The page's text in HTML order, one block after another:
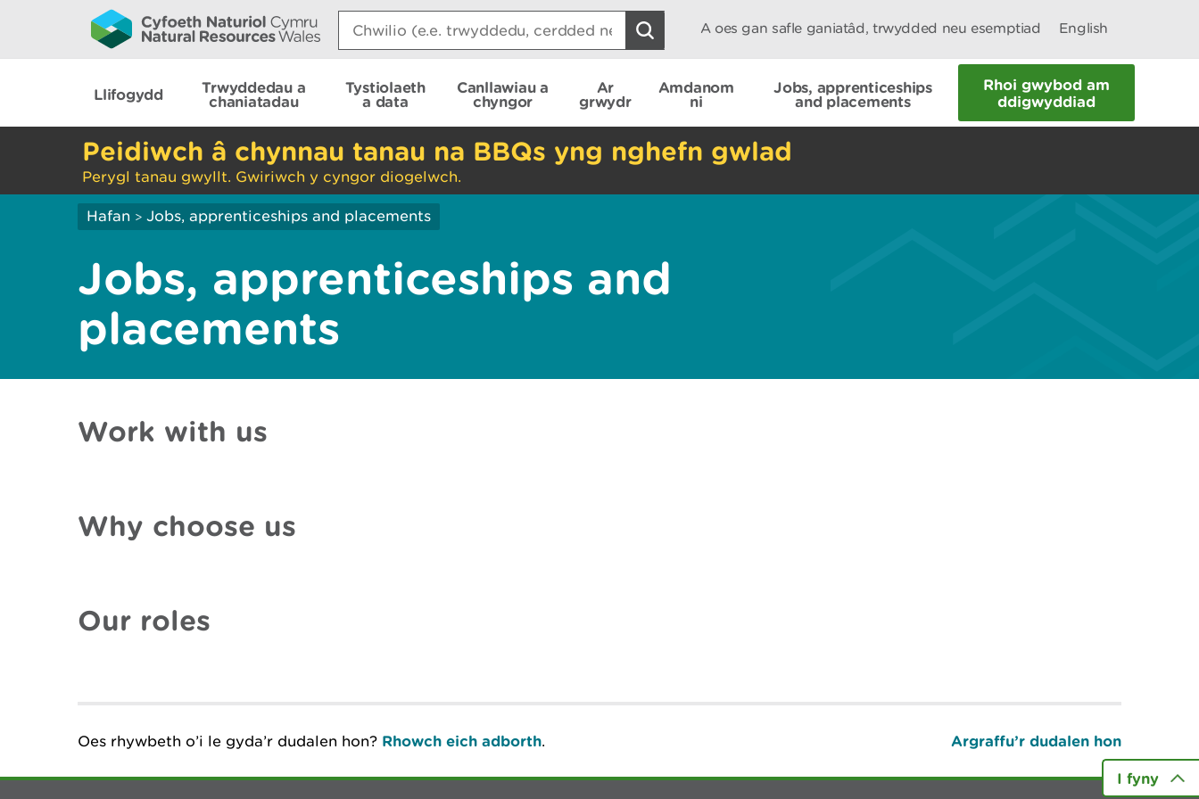
Search:
A oes gan safle ganiatâd, trwydded neu esemptiad English
Llifogydd
Trwyddedau a
chaniatadau
Tystiolaeth
a data
Canllawiau a
chyngor
Ar
grwydr
Amdanom
ni
Jobs, apprenticeships
and placements
Rhoi gwybod am
ddigwyddiad
Peidiwch â chynnau tanau na BBQs yng nghefn gwlad
Perygl tanau gwyllt. Gwiriwch y cyngor diogelwch.
Hafan > Jobs, apprenticeships and placements
Jobs, apprenticeships and
placements
Work with us
Why choose us
Our roles
Oes rhywbeth o’i le gyda’r dudalen hon? Rhowch eich adborth. Argraffu’r dudalen hon
I fyny